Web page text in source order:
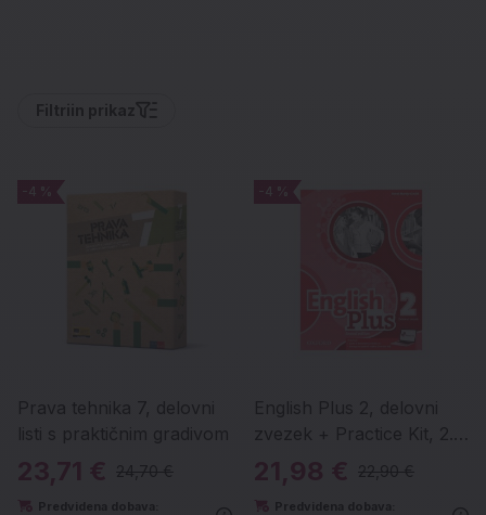
Filtriin prikaz
-4 %
Prava tehnika 7, delovni
listi s praktičnim gradivom
-4 %
23,71 € 24,70 €
Predvidena dobava:
-4 %
English Plus 2, delovni
zvezek + Practice Kit, 2.
izdaja
-4 %
21,98 € 22,90 €
Predvidena dobava: